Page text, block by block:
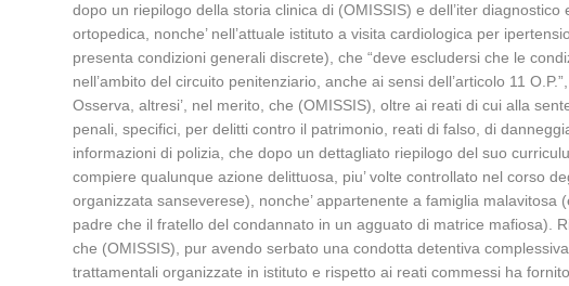
dopo un riepilogo della storia clinica di (OMISSIS) e dell’iter
ortopedica, nonche’ nell’attuale istituto a visita cardiologica per
presenta condizioni generali discrete), che “deve escludersi che le
nell’ambito del circuito penitenziario, anche ai sensi dell’articolo 11
Osserva, altresi’, nel merito, che (OMISSIS), oltre ai reati di cui alla
penali, specifici, per delitti contro il patrimonio, reati di falso, di
informazioni di polizia, che dopo un dettagliato riepilogo del suo
compiere qualunque azione delittuosa, piu’ volte controllato nel corso
organizzata sanseverese), nonche’ appartenente a famiglia malavitosa
padre che il fratello del condannato in un agguato di matrice mafiosa).
che (OMISSIS), pur avendo serbato una condotta detentiva
trattamentali organizzate in istituto e rispetto ai reati commessi ha